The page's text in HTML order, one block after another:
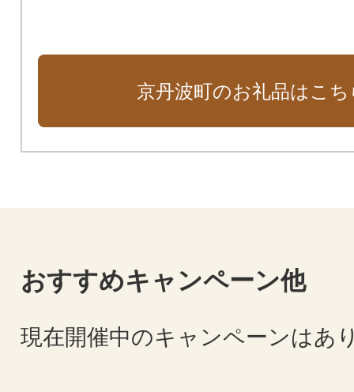
京丹波町のお礼品はこち
おすすめキャンペーン他
現在開催中のキャンペーンはあ